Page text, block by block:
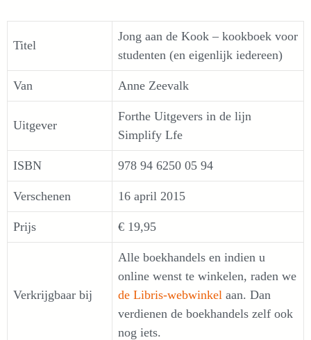
Titel
Jong aan de Kook – kookboek voor
studenten (en eigenlijk iedereen)
Van Anne Zeevalk
Uitgever
Forthe Uitgevers in de lijn
Simplify Lfe
ISBN 978 94 6250 05 94
Verschenen 16 april 2015
Prijs € 19,95
Verkrijgbaar bij
Alle boekhandels en indien u
online wenst te winkelen, raden we
de Libris-webwinkel aan. Dan
verdienen de boekhandels zelf ook
nog iets.